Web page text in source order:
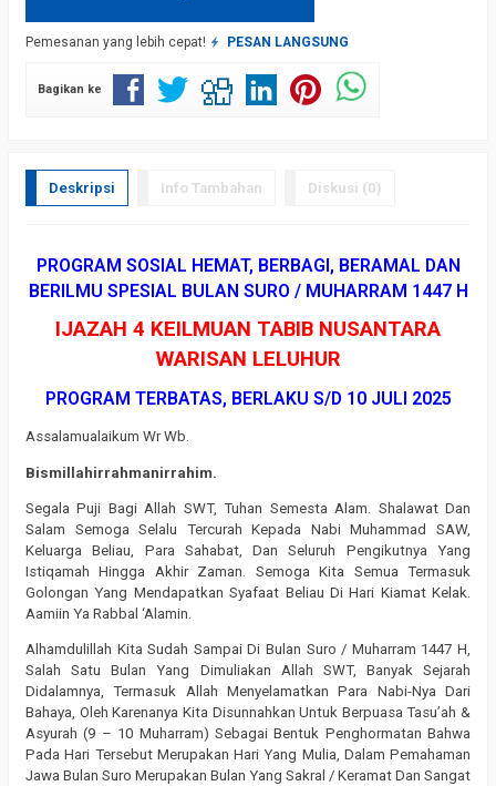
Pemesanan yang lebih cepat! PESAN LANGSUNG
Bagikan ke
Deskripsi Info Tambahan Diskusi (0)
PROGRAM SOSIAL HEMAT, BERBAGI, BERAMAL DAN
BERILMU SPESIAL BULAN SURO / MUHARRAM 1447 H
IJAZAH 4 KEILMUAN TABIB NUSANTARA
WARISAN LELUHUR
PROGRAM TERBATAS, BERLAKU S/D 10 JULI 2025
Assalamualaikum Wr Wb.
Bismillahirrahmanirrahim.
Segala Puji Bagi Allah SWT, Tuhan Semesta Alam. Shalawat Dan
Salam Semoga Selalu Tercurah Kepada Nabi Muhammad SAW,
Keluarga Beliau, Para Sahabat, Dan Seluruh Pengikutnya Yang
Istiqamah Hingga Akhir Zaman. Semoga Kita Semua Termasuk
Golongan Yang Mendapatkan Syafaat Beliau Di Hari Kiamat Kelak.
Aamiin Ya Rabbal ‘Alamin.
Alhamdulillah Kita Sudah Sampai Di Bulan Suro / Muharram 1447 H,
Salah Satu Bulan Yang Dimuliakan Allah SWT, Banyak Sejarah
Didalamnya, Termasuk Allah Menyelamatkan Para Nabi-Nya Dari
Bahaya, Oleh Karenanya Kita Disunnahkan Untuk Berpuasa Tasu’ah &
Asyurah (9 – 10 Muharram) Sebagai Bentuk Penghormatan Bahwa
Pada Hari Tersebut Merupakan Hari Yang Mulia, Dalam Pemahaman
Jawa Bulan Suro Merupakan Bulan Yang Sakral / Keramat Dan Sangat